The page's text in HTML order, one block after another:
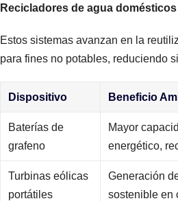
Recicladores de ⁤agua domésticos
Estos⁤ sistemas avanzan en ‍la
para⁤ fines no potables, reduciendo
Dispositivo Beneficio
Baterías⁢ de
‍grafeno
Mayor
energético,
Turbinas eólicas
portátiles
Generación
sostenible​ en